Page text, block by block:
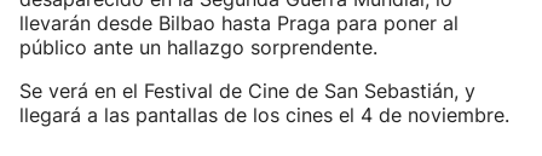
llevarán desde Bilbao hasta Praga para poner al
público ante un hallazgo sorprendente.
Se verá en el Festival de Cine de San Sebastián, y
llegará a las pantallas de los cines el 4 de noviembre.